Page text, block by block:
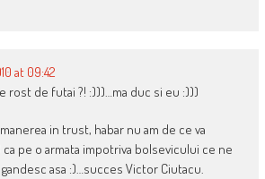
at 09:42
rost de futai ?! :)))…ma duc si eu :)))
in trust, habar nu am de ce va
pe o armata impotriva bolsevicului ce ne
asa :)…succes Victor Ciutacu.